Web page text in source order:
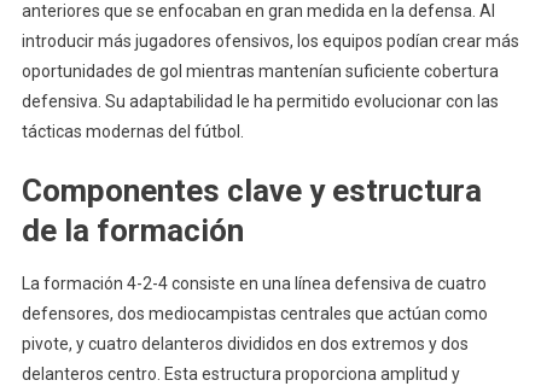
anteriores que se enfocaban en gran medida en la defensa. Al
introducir más jugadores ofensivos, los equipos podían crear más
oportunidades de gol mientras mantenían suficiente cobertura
defensiva. Su adaptabilidad le ha permitido evolucionar con las
tácticas modernas del fútbol.
Componentes clave y estructura
de la formación
La formación 4-2-4 consiste en una línea defensiva de cuatro
defensores, dos mediocampistas centrales que actúan como
pivote, y cuatro delanteros divididos en dos extremos y dos
delanteros centro. Esta estructura proporciona amplitud y